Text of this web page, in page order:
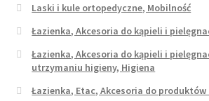
Laski i kule ortopedyczne, Mobilność
Łazienka, Akcesoria do kąpieli i
Łazienka, Akcesoria do kąpieli i
utrzymaniu higieny, Higiena
Łazienka, Etac, Akcesoria do produktów